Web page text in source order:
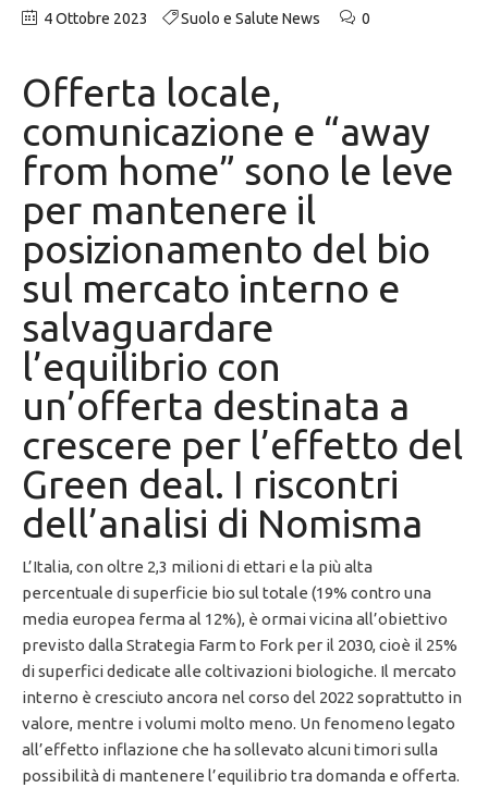
4 Ottobre 2023 Suolo e Salute News 0
Offerta locale,
comunicazione e “away
from home” sono le leve
per mantenere il
posizionamento del bio
sul mercato interno e
salvaguardare
l’equilibrio con
un’offerta destinata a
crescere per l’effetto del
Green deal. I riscontri
dell’analisi di Nomisma
L’Italia, con oltre 2,3 milioni di ettari e la più alta
percentuale di superficie bio sul totale (19% contro una
media europea ferma al 12%), è ormai vicina all’obiettivo
previsto dalla Strategia Farm to Fork per il 2030, cioè il 25%
di superfici dedicate alle coltivazioni biologiche. Il mercato
interno è cresciuto ancora nel corso del 2022 soprattutto in
valore, mentre i volumi molto meno. Un fenomeno legato
all’effetto inflazione che ha sollevato alcuni timori sulla
possibilità di mantenere l’equilibrio tra domanda e offerta.